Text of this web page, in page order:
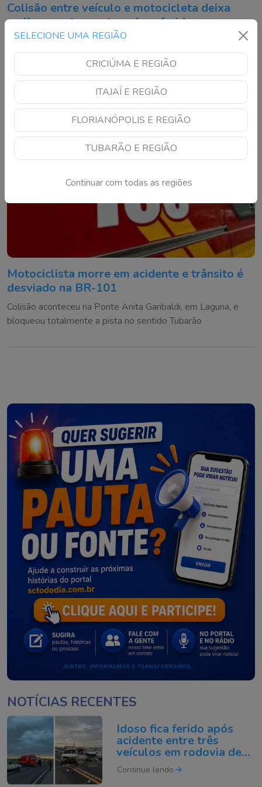
SELECIONE UMA REGIÃO
CRICIÚMA E REGIÃO
ITAJAÍ E REGIÃO
FLORIANÓPOLIS E REGIÃO
TUBARÃO E REGIÃO
Continuar com todas as regiões
Colisão entre veículo e motocicleta deixa
mulher morta e outras duas feridas em
Laguna
Vítimas ficaram presas nas ferragens e precisaram ser
retiradas pelas equipes de socorro
Motociclista morre em acidente e trânsito é
desviado na BR-101
Colisão aconteceu na Ponte Anita Garibaldi, em Laguna, e
bloqueou totalmente a pista no sentido Tubarão
NOTÍCIAS RECENTES
Idoso fica ferido após
acidente entre três
veículos em rodovia de
Araranguá
Continue lendo